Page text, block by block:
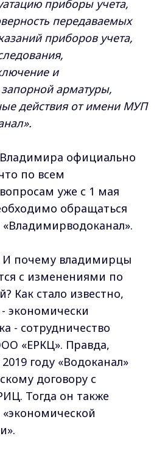
приборы учета,
передаваемых
приборов учета,
и
арматуры,
действия от имени МУП
официально
по всем
уже с 1 мая
обращаться
И почему владимирцы
с изменениями по
Как стало известно,
экономически
- сотрудничество
«ЕРКЦ». Правда,
году «Водоканал»
договору с
Тогда он также
«экономической